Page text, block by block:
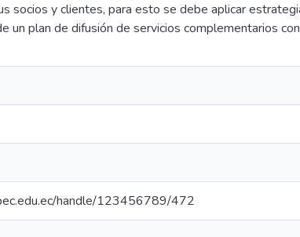
socios y clientes, para esto se debe aplicar
un plan de difusión de servicios complementarios
handle/123456789/472